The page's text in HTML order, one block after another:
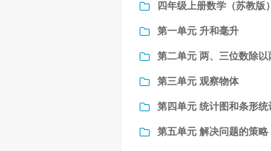
四年级上册数学（苏教版）
第一单元 升和毫升
第三单元 观察物体
第五单元 解决问题的策略